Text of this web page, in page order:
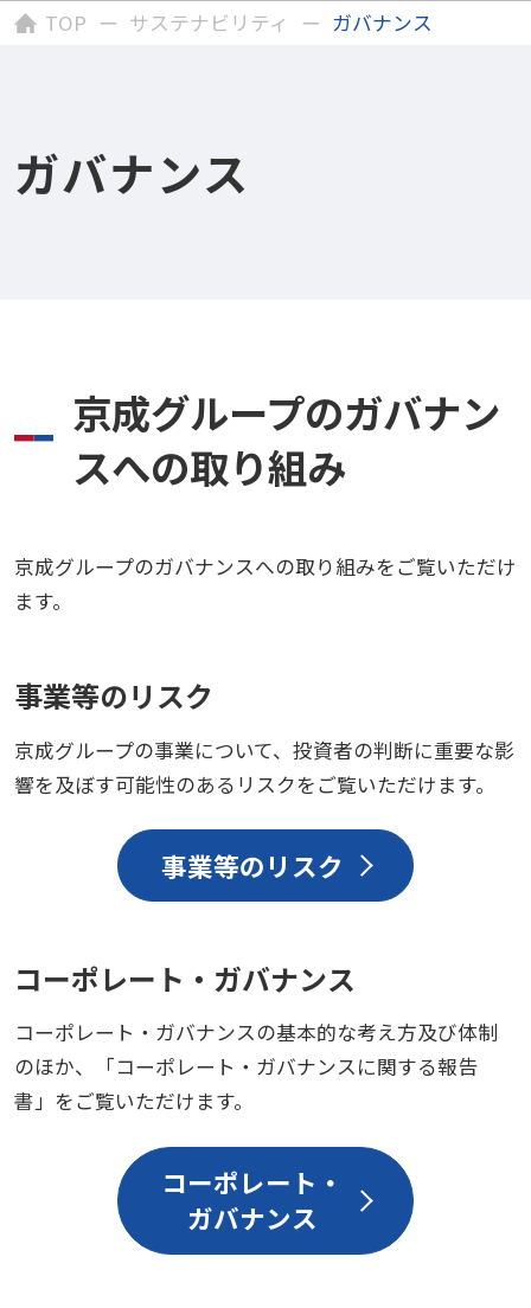
TOP サステナビリティ ガバナンス
ガバナンス
京成グループのガバナン
スへの取り組み
京成グループのガバナンスへの取り組みをご覧いただけ
ます。
事業等のリスク
京成グループの事業について、投資者の判断に重要な影
響を及ぼす可能性のあるリスクをご覧いただけます。
事業等のリスク
コーポレート・ガバナンス
コーポレート・ガバナンスの基本的な考え方及び体制
のほか、「コーポレート・ガバナンスに関する報告
書」をご覧いただけます。
コーポレート・
ガバナンス